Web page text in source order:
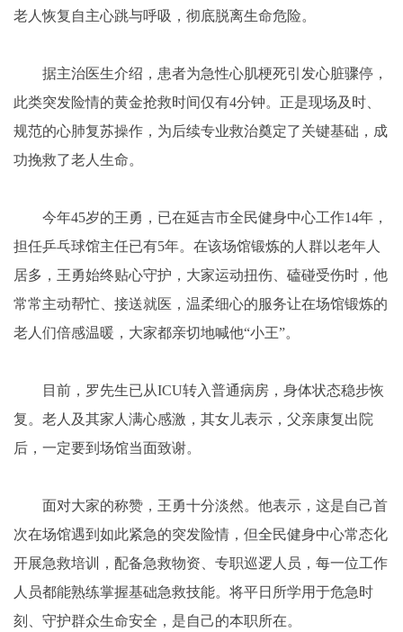
老人恢复自主心跳与呼吸，彻底脱离生命危险。
据主治医生介绍，患者为急性心肌梗死引发心脏骤停，
此类突发险情的黄金抢救时间仅有4分钟。正是现场及时、
规范的心肺复苏操作，为后续专业救治奠定了关键基础，成
功挽救了老人生命。
今年45岁的王勇，已在延吉市全民健身中心工作14年，
担任乒乓球馆主任已有5年。在该场馆锻炼的人群以老年人
居多，王勇始终贴心守护，大家运动扭伤、磕碰受伤时，他
常常主动帮忙、接送就医，温柔细心的服务让在场馆锻炼的
老人们倍感温暖，大家都亲切地喊他“小王”。
目前，罗先生已从ICU转入普通病房，身体状态稳步恢
复。老人及其家人满心感激，其女儿表示，父亲康复出院
后，一定要到场馆当面致谢。
面对大家的称赞，王勇十分淡然。他表示，这是自己首
次在场馆遇到如此紧急的突发险情，但全民健身中心常态化
开展急救培训，配备急救物资、专职巡逻人员，每一位工作
人员都能熟练掌握基础急救技能。将平日所学用于危急时
刻、守护群众生命安全，是自己的本职所在。